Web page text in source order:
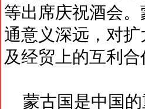
等出席庆祝酒会
通意义深远，对
及经贸上的互利
蒙古国是中国的